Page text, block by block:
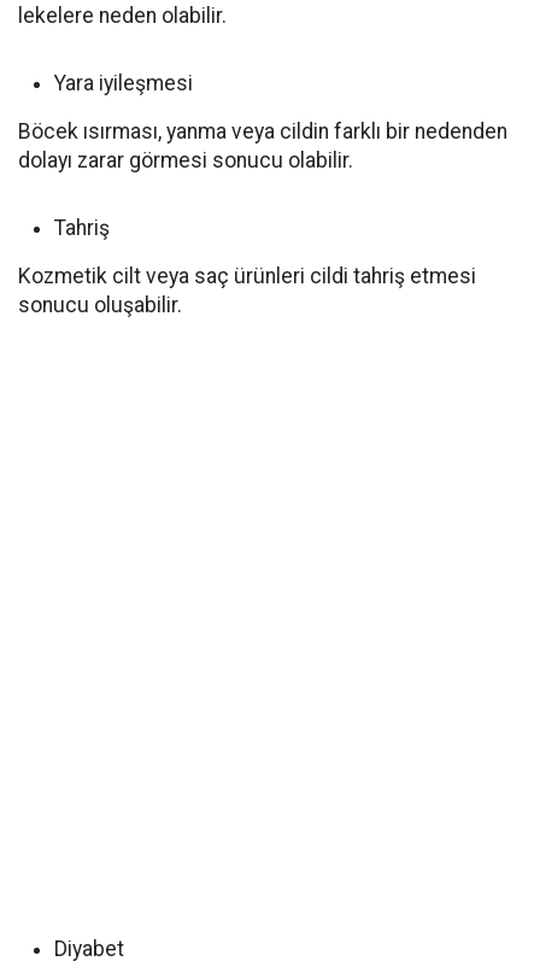
lekelere neden olabilir.
‌Yara iyileşmesi
Böcek ısırması, yanma veya cildin farklı bir nedenden
dolayı zarar görmesi sonucu olabilir.
‌Tahriş
Kozmetik cilt veya saç ürünleri cildi tahriş etmesi
sonucu oluşabilir.
‌Diyabet